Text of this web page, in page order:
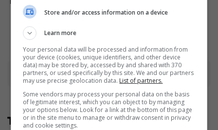
Advertisement
Të tjera nga rubrika
Store and/or access information on a device
Learn more
Your personal data will be processed and information from
your device (cookies, unique identifiers, and other device
data) may be stored by, accessed by and shared with 370
partners, or used specifically by this site. We and our partners
may use precise geolocation data. List of partners.
Some vendors may process your personal data on the basis
of legitimate interest, which you can object to by managing
your options below. Look for a link at the bottom of this page
or in the site menu to manage or withdraw consent in privacy
and cookie settings.